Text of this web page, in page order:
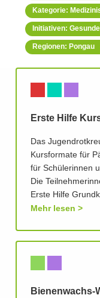
Kategorie:
Initiativen:
Regionen: Pongau
Erste Hilfe
Das
Kursformate für
für Schülerinnen
Die
Erste Hilfe
Mehr lesen
Bienenwachs-